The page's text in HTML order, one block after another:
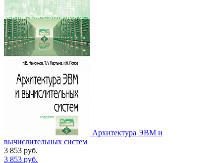
Архитектура ЭВМ и
вычислительных систем
3 853 руб.
3 853 руб.